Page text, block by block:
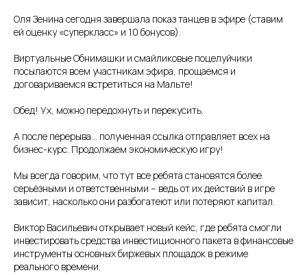
Оля Зенина сегодня завершала показ танцев в эфире (ставим
ей оценку «суперкласс» и 10 бонусов).
Виртуальные Обнимашки и смайликовые поцелуйчики
посылаются всем участникам эфира, прощаемся и
договариваемся встретиться на Мальте!
Обед! Ух, можно передохнуть и перекусить.
А после перерыва… полученная ссылка отправляет всех на
бизнес-курс. Продолжаем экономическую игру!
Мы всегда говорим, что тут все ребята становятся более
серьёзными и ответственными – ведь от их действий в игре
зависит, насколько они разбогатеют или потеряют капитал.
Виктор Васильевич открывает новый кейс, где ребята смогли
инвестировать средства инвестиционного пакета в финансовые
инструменты основных биржевых площадок в режиме
реального времени.